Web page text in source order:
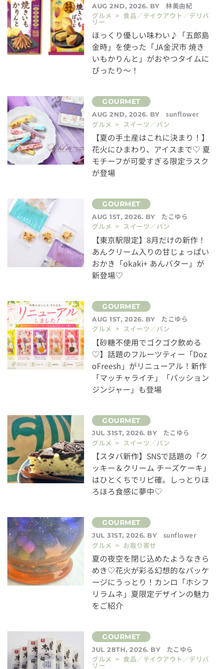
AUG 2ND, 2026. BY
林美由紀
グルメ > 食品／テイクアウト／デリバ
リー
ほっくり優しい味わい♪「五郎島
金時」を使った「JA金沢市 焼き
いもかりんと」がおやつタイムに
ぴったり～！
AUG 2ND, 2026. BY
sunflower
グルメ > スイーツ／パン
【夏の手土産はこれに決まり！】
花火にひまわり、アイスまで♡ 夏
モチーフが可愛すぎる限定ラスク
が登場
AUG 1ST, 2026. BY
たこゆら
グルメ > スイーツ／パン
【東京駅限定】8月だけの新作！
あんクリーム入りの甘じょっぱい
おかき「okaki+ あんバター」が
新登場♡
AUG 1ST, 2026. BY
たこゆら
グルメ > スイーツ／パン
【砂糖不使用でゴクゴク飲める
♡】話題のフルーツティー「Doz
oFreesh」がリニューアル！新作
「マッチャライチ」「パッション
ジンジャー」も登場
JUL 31ST, 2026. BY
たこゆら
グルメ > スイーツ／パン
【スタバ新作】SNSで話題の「ク
ッキー＆クリーム チーズケーキ」
はひとくちでリピ確。しっとりほ
ろほろ食感に夢中♡
JUL 31ST, 2026. BY
sunflower
グルメ > お取り寄せ
夏の夜空を閉じ込めたようなきら
めき♡花火が彩る幻想的なパッケ
ージにうっとり！カンロ「ホシフ
リラムネ」夏限定デザインの魅力
をご紹介
JUL 28TH, 2026. BY
たこゆら
グルメ > 食品／テイクアウト／デリバ
リー